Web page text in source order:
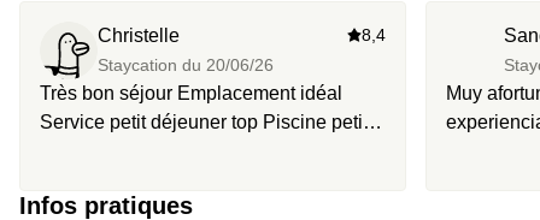
Christelle
Staycation du 20/06/26
8,4
Très bon séjour Emplacement idéal
Service petit déjeuner top Piscine petite
fête mais l hôtel n y est pour rien
Muy
Infos pratiques